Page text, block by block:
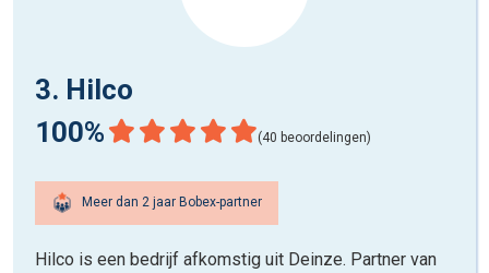
3. Hilco
100%
(40 beoordelingen)
Meer dan 2 jaar Bobex-partner
Hilco is een bedrijf afkomstig uit Deinze. Partner van